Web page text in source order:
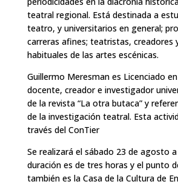
teatral regional. Está destinada a
teatro, y universitarios en general;
carreras afines; teatristas, creadores
habituales de las artes escénicas.
Guillermo Meresman es Licenciado
docente, creador e investigador
de la revista “La otra butaca” y
de la investigación teatral. Esta
través del ConTier
Se realizará el sábado 23 de agosto
duración es de tres horas y el punto
también es la Casa de la Cultura de